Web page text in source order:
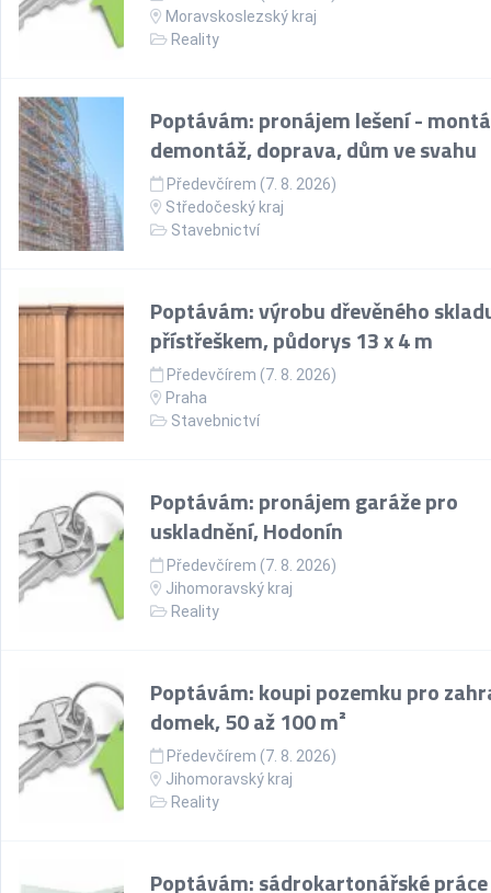
Moravskoslezský kraj
Reality
Poptávám: pronájem lešení -
demontáž, doprava, dům ve svahu
Předevčírem (7. 8. 2026)
Středočeský kraj
Stavebnictví
Poptávám: výrobu dřevěného
přístřeškem, půdorys 13 x 4 m
Předevčírem (7. 8. 2026)
Praha
Stavebnictví
Poptávám: pronájem garáže pro
uskladnění, Hodonín
Předevčírem (7. 8. 2026)
Jihomoravský kraj
Reality
Poptávám: koupi pozemku pro
domek, 50 až 100 m²
Předevčírem (7. 8. 2026)
Jihomoravský kraj
Reality
Poptávám: sádrokartonářské